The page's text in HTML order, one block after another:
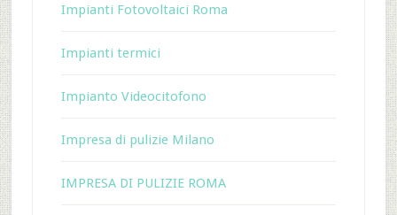
Impianti Fotovoltaici Roma
Impianti termici
Impianto Videocitofono
Impresa di pulizie Milano
IMPRESA DI PULIZIE ROMA